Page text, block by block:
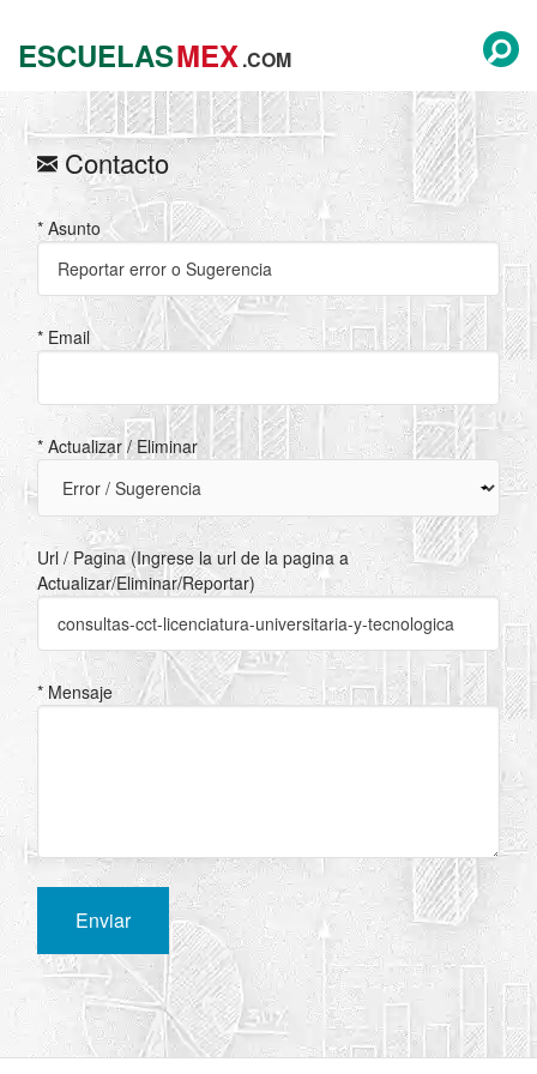
ESCUELASMEX.COM
Contacto
* Asunto
* Email
* Actualizar / Eliminar
Url / Pagina (Ingrese la url de la pagina a
Actualizar/Eliminar/Reportar)
* Mensaje
Enviar